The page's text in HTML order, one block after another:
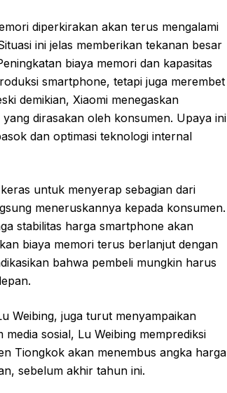
diperkirakan akan terus mengalami
ini jelas memberikan tekanan besar
biaya memori dan kapasitas
smartphone, tetapi juga merembet
demikian, Xiaomi menegaskan
dirasakan oleh konsumen. Upaya ini
dan optimasi teknologi internal
untuk menyerap sebagian dari
meneruskannya kepada konsumen.
stabilitas harga smartphone akan
biaya memori terus berlanjut dengan
bahwa pembeli mungkin harus
Weibing, juga turut menyampaikan
sosial, Lu Weibing memprediksi
Tiongkok akan menembus angka harga
sebelum akhir tahun ini.